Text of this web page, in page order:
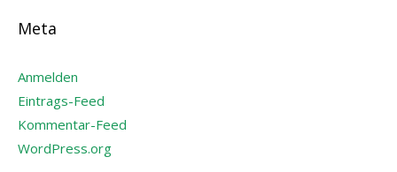
Meta
Anmelden
Eintrags-Feed
Kommentar-Feed
WordPress.org